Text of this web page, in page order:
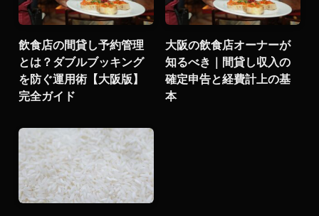
飲食店の間貸し予約管理
とは？ダブルブッキング
を防ぐ運用術【大阪版】
完全ガイド
大阪の飲食店オーナーが
知るべき｜間貸し収入の
確定申告と経費計上の基
本